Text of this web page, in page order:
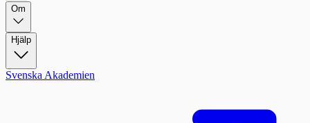
Om
Hjälp
Svenska Akademien